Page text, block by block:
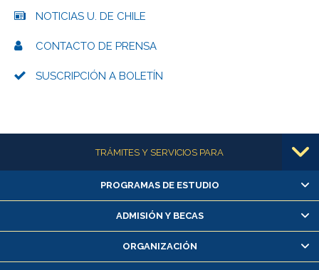
NOTICIAS U. DE CHILE
CONTACTO DE PRENSA
SUSCRIPCIÓN A BOLETÍN
Más informaciónTRÁMITES Y SERVICIOS PARA
Alumnas/os y exalumnas/os
Matrícula en línea
Inscripción y cambio de asignaturas
Consulta y certificado de notas
PROGRAMAS DE ESTUDIO
ADMISIÓN Y BECAS
ORGANIZACIÓN